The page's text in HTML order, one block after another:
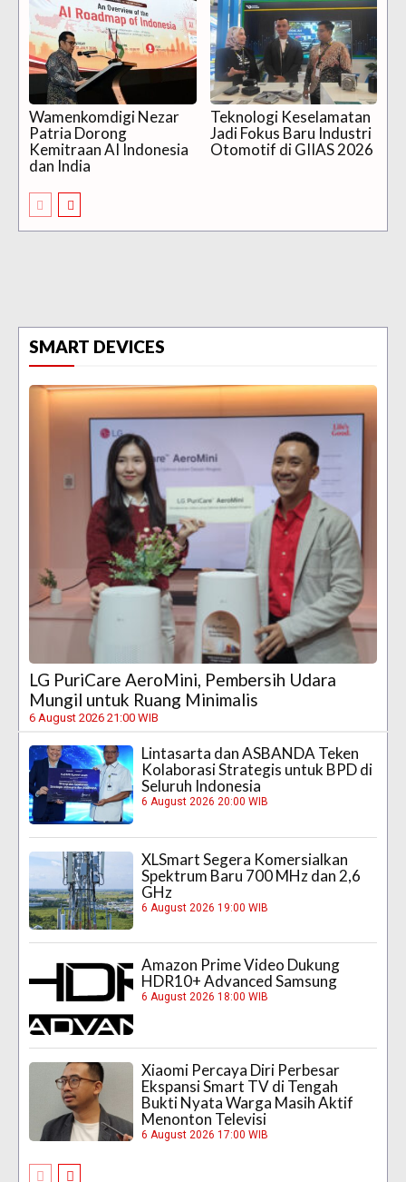
Wamenkomdigi Nezar
Patria Dorong
Kemitraan AI Indonesia
dan India
Teknologi Keselamatan
Jadi Fokus Baru Industri
Otomotif di GIIAS 2026
SMART DEVICES
LG PuriCare AeroMini, Pembersih Udara
Mungil untuk Ruang Minimalis
6 August 2026 21:00 WIB
Lintasarta dan ASBANDA Teken
Kolaborasi Strategis untuk BPD di
Seluruh Indonesia
6 August 2026 20:00 WIB
XLSmart Segera Komersialkan
Spektrum Baru 700 MHz dan 2,6
GHz
6 August 2026 19:00 WIB
Amazon Prime Video Dukung
HDR10+ Advanced Samsung
6 August 2026 18:00 WIB
Xiaomi Percaya Diri Perbesar
Ekspansi Smart TV di Tengah
Bukti Nyata Warga Masih Aktif
Menonton Televisi
6 August 2026 17:00 WIB